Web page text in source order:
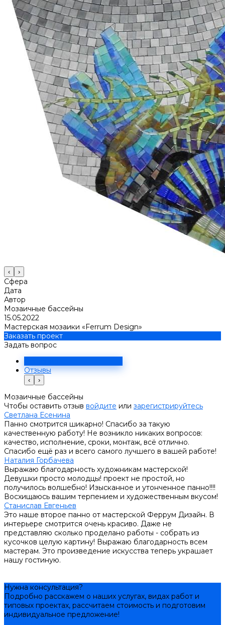
‹ ›
Сфера
Дата
Автор
Мозаичные бассейны
15.05.2022
Мастерская мозаики «Ferrum Design»
Заказать проект
Задать вопрос
Отзывы
‹ ›
Мозаичные бассейны
Чтобы оставить отзыв войдите или зарегистрируйтесь
Светлана Есенина
Панно смотрится шикарно! Спасибо за такую
качественную работу! Не возникло никаких вопросов:
качество, исполнение, сроки, монтаж, всё отлично.
Спасибо ещё раз и всего самого лучшего в вашей работе!
Наталия Горбачева
Выражаю благодарность художникам мастерской!
Девушки просто молодцы! проект не простой, но
получилось волшебно! Изысканное и утонченное панно!!!!
Восхищаюсь вашим терпением и художественным вкусом!
Станислав Евгеньев
Это наше второе панно от мастерской Феррум Дизайн. В
интерьере смотрится очень красиво. Даже не
представляю сколько проделано работы - собрать из
кусочков целую картину! Выражаю благодарность всем
мастерам. Это произведение искусства теперь украшает
нашу гостиную.
Нужна консультация?
Подробно расскажем о наших услугах, видах работ и
типовых проектах, рассчитаем стоимость и подготовим
индивидуальное предложение!